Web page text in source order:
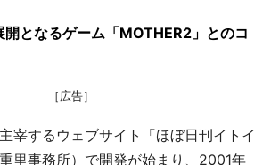
開となるゲーム「MOTHER2」とのコ
［広告］
宰するウェブサイト「ほぼ日刊イトイ
里事務所）で開発が始まり、2001年